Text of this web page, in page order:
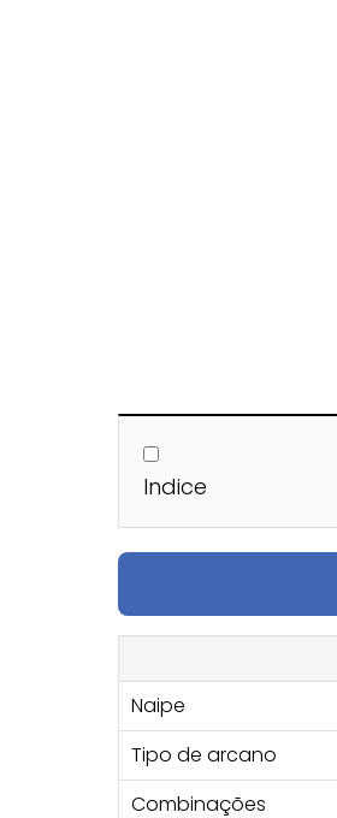
Indice
Naipe
Tipo de arcano
Combinações